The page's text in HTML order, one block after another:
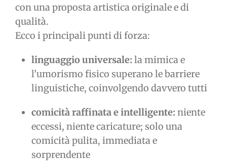
con una proposta artistica originale e di
qualità.
Ecco i principali punti di forza:
linguaggio universale: la mimica e
l’umorismo fisico superano le barriere
linguistiche, coinvolgendo davvero tutti
comicità raffinata e intelligente: niente
eccessi, niente caricature; solo una
comicità pulita, immediata e
sorprendente